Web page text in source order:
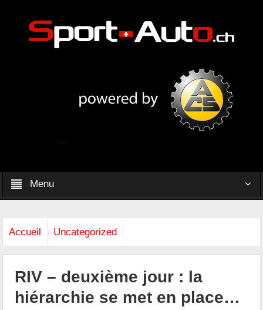
Menu
Accueil Uncategorized
RIV – deuxième jour : la
hiérarchie se met en place…